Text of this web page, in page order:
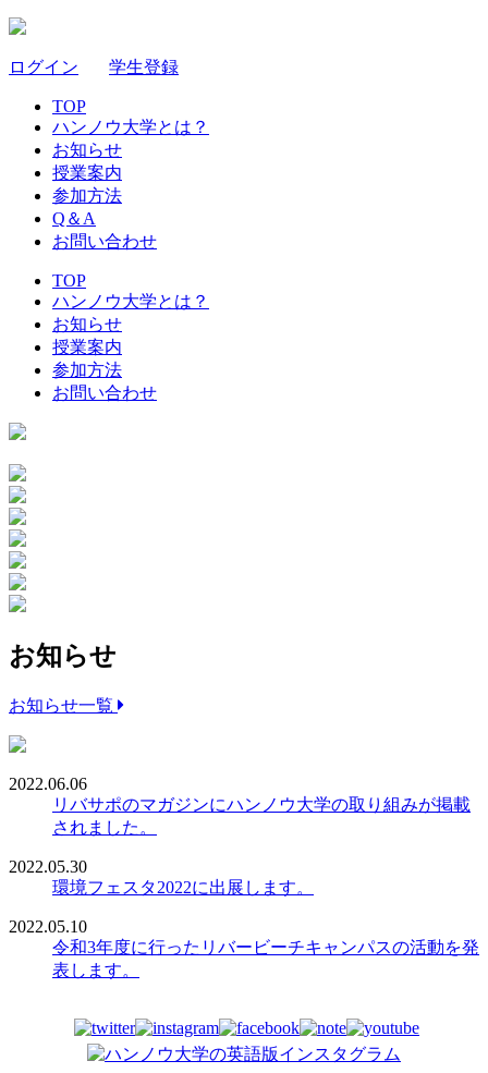
ログイン 学生登録
TOP
ハンノウ大学とは？
お知らせ
授業案内
参加方法
Q＆A
お問い合わせ
TOP
ハンノウ大学とは？
お知らせ
授業案内
参加方法
お問い合わせ
お知らせ
お知らせ一覧
2022.06.06
リバサポのマガジンにハンノウ大学の取り組みが掲載
されました。
2022.05.30
環境フェスタ2022に出展します。
2022.05.10
令和3年度に行ったリバービーチキャンパスの活動を発
表します。